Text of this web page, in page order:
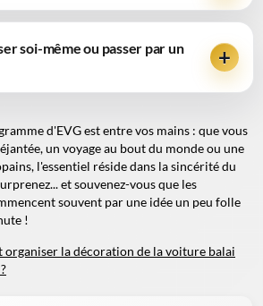
soi-même ou passer par un
d'EVG est entre vos mains : que vous
un voyage au bout du monde ou une
l'essentiel réside dans la sincérité du
et souvenez-vous que les
souvent par une idée un peu folle
!
organiser la décoration de la voiture balai